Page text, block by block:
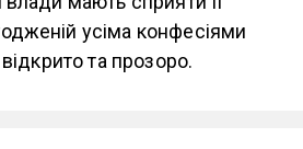
усіма конфесіями
та прозоро.